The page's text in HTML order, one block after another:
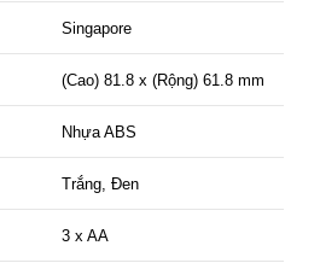
Singapore
(Cao) 81.8 x (Rộng) 61.8 mm
Nhựa ABS
Trắng, Đen
3 x AA